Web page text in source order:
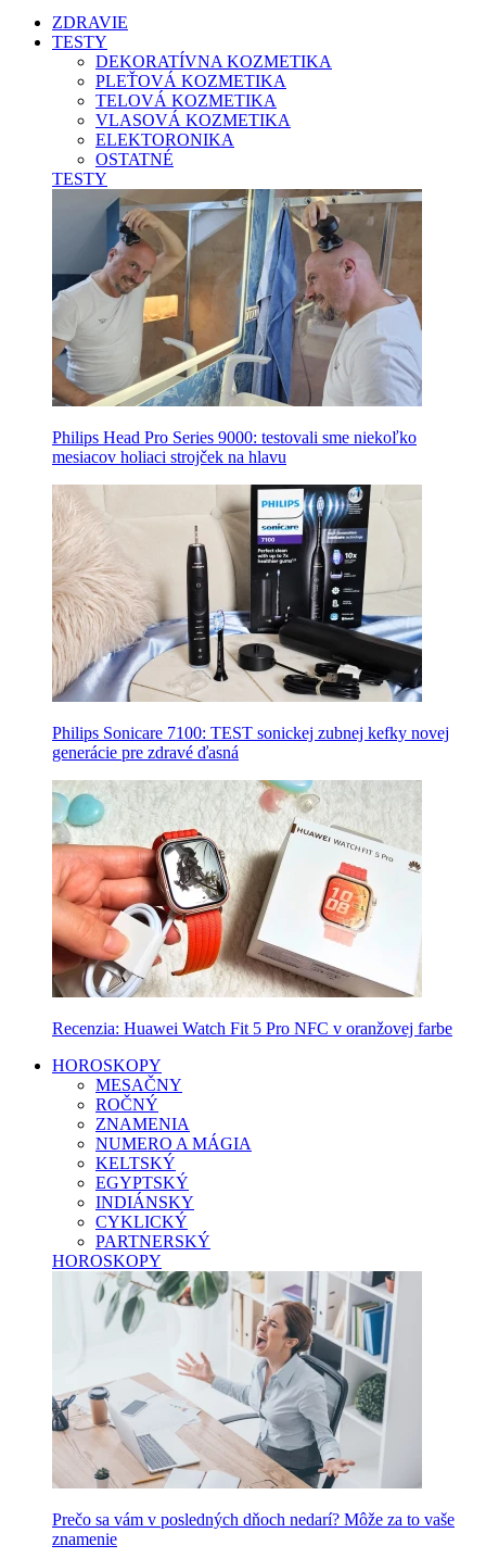
ZDRAVIE
TESTY
DEKORATÍVNA KOZMETIKA
PLEŤOVÁ KOZMETIKA
TELOVÁ KOZMETIKA
VLASOVÁ KOZMETIKA
ELEKTORONIKA
OSTATNÉ
TESTY
Philips Head Pro Series 9000: testovali sme niekoľko
mesiacov holiaci strojček na hlavu
Philips Sonicare 7100: TEST sonickej zubnej kefky novej
generácie pre zdravé ďasná
Recenzia: Huawei Watch Fit 5 Pro NFC v oranžovej farbe
HOROSKOPY
MESAČNY
ROČNÝ
ZNAMENIA
NUMERO A MÁGIA
KELTSKÝ
EGYPTSKÝ
INDIÁNSKY
CYKLICKÝ
PARTNERSKÝ
HOROSKOPY
Prečo sa vám v posledných dňoch nedarí? Môže za to vaše
znamenie